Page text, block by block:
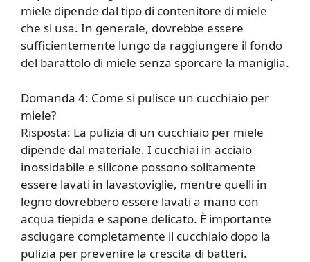
miele dipende dal tipo di contenitore di miele
che si usa. In generale, dovrebbe essere
sufficientemente lungo da raggiungere il fondo
del barattolo di miele senza sporcare la maniglia.
Domanda 4: Come si pulisce un cucchiaio per
miele?
Risposta: La pulizia di un cucchiaio per miele
dipende dal materiale. I cucchiai in acciaio
inossidabile e silicone possono solitamente
essere lavati in lavastoviglie, mentre quelli in
legno dovrebbero essere lavati a mano con
acqua tiepida e sapone delicato. È importante
asciugare completamente il cucchiaio dopo la
pulizia per prevenire la crescita di batteri.